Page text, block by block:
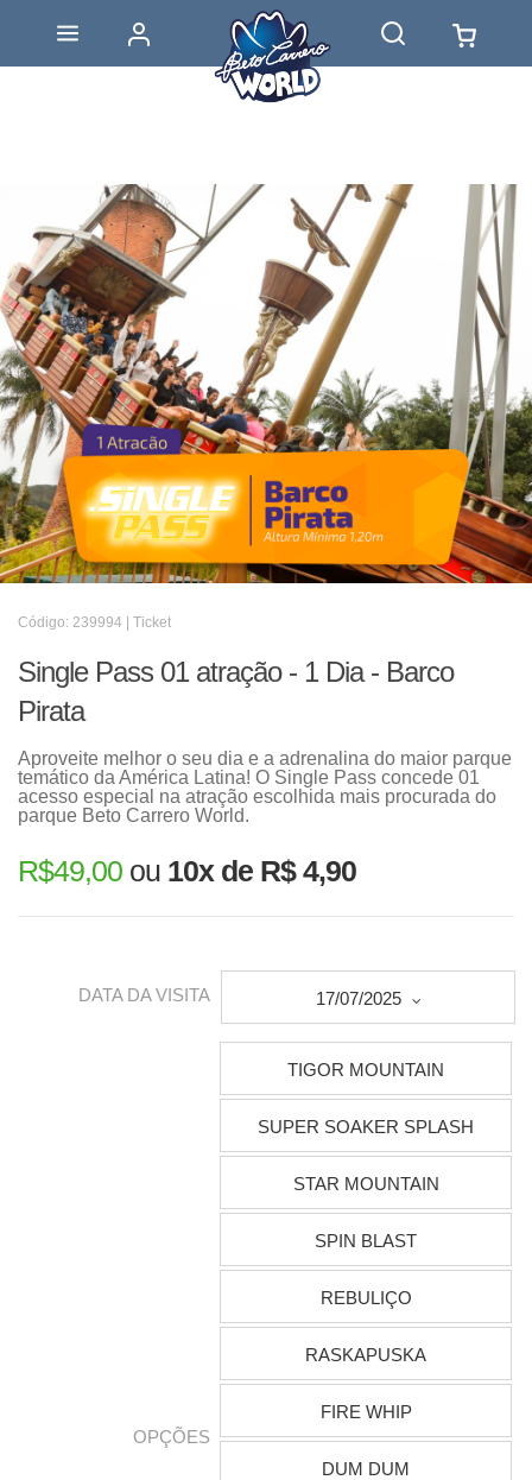
Código: 239994 | Ticket
Single Pass 01 atração - 1 Dia - Barco
Pirata
Aproveite melhor o seu dia e a adrenalina do maior parque
temático da América Latina! O Single Pass concede 01
acesso especial na atração escolhida mais procurada do
parque Beto Carrero World.
R$49,00 ou 10x de R$ 4,90
DATA DA VISITA 17/07/2025
OPÇÕES
TIGOR MOUNTAIN
SUPER SOAKER SPLASH
STAR MOUNTAIN
SPIN BLAST
REBULIÇO
RASKAPUSKA
FIRE WHIP
DUM DUM